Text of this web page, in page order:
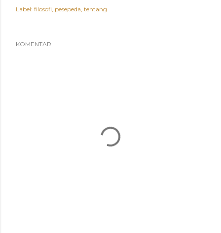
Label: filosofi pesepeda tentang
KOMENTAR